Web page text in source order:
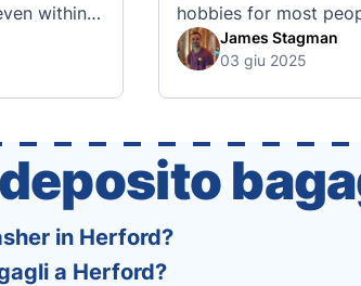
within
why
to help
hobbies for most
quite like visiting a
or region and
James Stagman
03 giu 2025
in Herford?
a Herford?